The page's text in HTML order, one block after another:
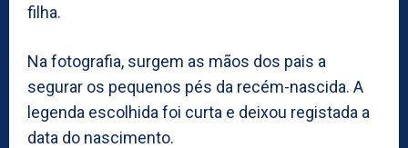
filha.
Na fotografia, surgem as mãos dos pais a
segurar os pequenos pés da recém-nascida. A
legenda escolhida foi curta e deixou registada a
data do nascimento.